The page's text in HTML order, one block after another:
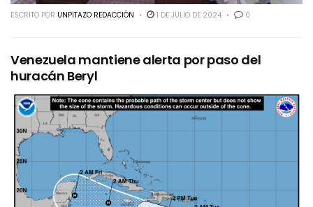
ESCRITO POR UNPITAZO REDACCIÓN 1 DE JULIO DE 2024 0
Venezuela mantiene alerta por paso del
huracán Beryl